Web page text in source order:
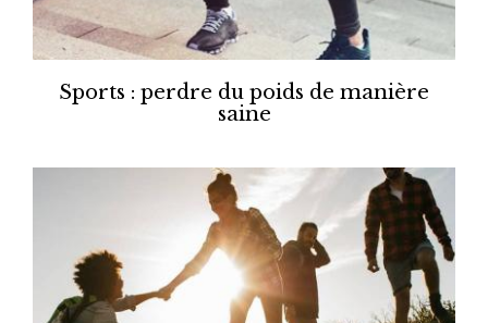
Sports : perdre du poids de manière
saine